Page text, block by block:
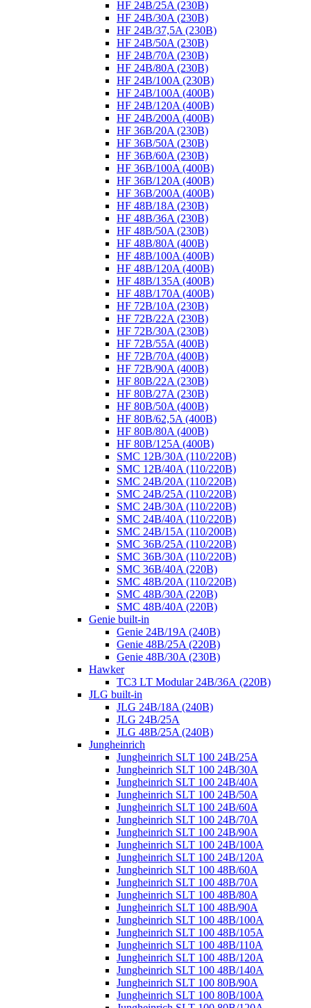
HF 24B/25A (230B)
HF 24B/30A (230B)
HF 24B/37,5A (230B)
HF 24B/50A (230B)
HF 24B/70A (230B)
HF 24B/80A (230B)
HF 24B/100A (230B)
HF 24B/100A (400B)
HF 24B/120A (400B)
HF 24B/200A (400B)
HF 36B/20A (230B)
HF 36B/50A (230B)
HF 36B/60A (230B)
HF 36B/100A (400B)
HF 36B/120A (400B)
HF 36B/200A (400B)
HF 48B/18A (230B)
HF 48B/36A (230B)
HF 48B/50A (230B)
HF 48B/80A (400B)
HF 48B/100A (400B)
HF 48B/120A (400B)
HF 48B/135A (400B)
HF 48B/170A (400B)
HF 72B/10A (230B)
HF 72B/22A (230B)
HF 72B/30A (230B)
HF 72B/55A (400B)
HF 72B/70A (400B)
HF 72B/90A (400B)
HF 80B/22A (230B)
HF 80B/27A (230B)
HF 80B/50A (400B)
HF 80B/62,5A (400B)
HF 80B/80A (400B)
HF 80B/125A (400B)
SMC 12B/30A (110/220B)
SMC 12B/40A (110/220B)
SMC 24B/20A (110/220B)
SMC 24B/25A (110/220B)
SMC 24B/30A (110/220B)
SMC 24B/40A (110/220B)
SMC 24B/15A (110/200B)
SMC 36B/25A (110/220B)
SMC 36B/30A (110/220B)
SMC 36B/40A (220B)
SMC 48B/20A (110/220B)
SMC 48B/30A (220B)
SMC 48B/40A (220B)
Genie built-in
Genie 24B/19A (240B)
Genie 48B/25A (220B)
Genie 48B/30A (230B)
Hawker
TC3 LT Modular 24В/36А (220B)
JLG built-in
JLG 24B/18A (240B)
JLG 24B/25A
JLG 48B/25A (240B)
Jungheinrich
Jungheinrich SLT 100 24B/25A
Jungheinrich SLT 100 24B/30A
Jungheinrich SLT 100 24B/40A
Jungheinrich SLT 100 24B/50A
Jungheinrich SLT 100 24B/60A
Jungheinrich SLT 100 24B/70A
Jungheinrich SLT 100 24B/90A
Jungheinrich SLT 100 24B/100A
Jungheinrich SLT 100 24B/120A
Jungheinrich SLT 100 48B/60A
Jungheinrich SLT 100 48B/70A
Jungheinrich SLT 100 48B/80A
Jungheinrich SLT 100 48B/90A
Jungheinrich SLT 100 48B/100A
Jungheinrich SLT 100 48B/105A
Jungheinrich SLT 100 48B/110A
Jungheinrich SLT 100 48B/120A
Jungheinrich SLT 100 48B/140A
Jungheinrich SLT 100 80B/90A
Jungheinrich SLT 100 80B/100A